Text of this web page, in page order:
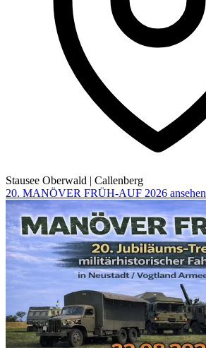
Stausee Oberwald | Callenberg
20. MANÖVER FRÜH-AUF 2026 ansehen